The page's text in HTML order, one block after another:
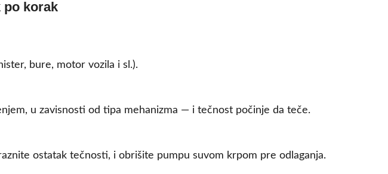
po korak
bure, motor vozila i sl.).
u zavisnosti od tipa mehanizma — i tečnost počinje da teče.
ostatak tečnosti, i obrišite pumpu suvom krpom pre odlaganja.